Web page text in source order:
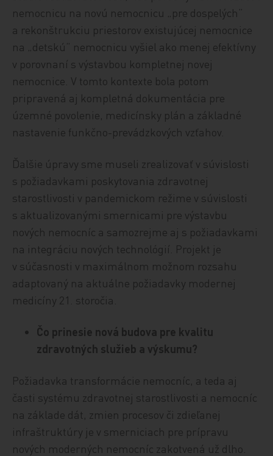
nemocnicu na novú nemocnicu „pre dospelých“
a rekonštrukciu priestorov existujúcej nemocnice
na „detskú“ nemocnicu vyšiel ako menej efektívny
v porovnaní s výstavbou kompletnej novej
nemocnice. V tomto kontexte bola potom
pripravená aj kompletná dokumentácia pre
územné povolenie, medicínsky plán a základné
nastavenie funkčno-prevádzkových vzťahov.
Ďalšie úpravy sme museli zrealizovať v súvislosti
s požiadavkami poskytovania zdravotnej
starostlivosti v pandemickom režime v súvislosti
s aktualizovanými smernicami pre výstavbu
nových nemocníc a samozrejme aj s požiadavkami
na integráciu nových technológií. Projekt je
v súčasnosti v maximálnom možnom rozsahu
adaptovaný na aktuálne požiadavky modernej
medicíny 21. storočia.
Čo prinesie nová budova pre kvalitu
zdravotných služieb a výskumu?
Požiadavka transformácie nemocníc, a teda aj
časti systému zdravotnej starostlivosti a nemocníc
na základe dát, zmien procesov či zdieľanej
infraštruktúry je v smerniciach pre prípravu
nových moderných nemocníc zakotvená už dlho.